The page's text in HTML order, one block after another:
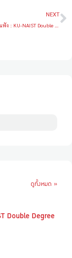
NEXT
ดูทั้งหมด »
Double Degree